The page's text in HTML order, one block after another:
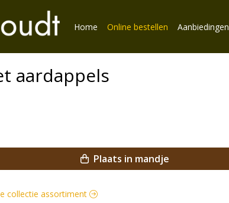
Home Online bestellen Aanbiedingen
aardappels
Plaats in mandje
collectie assortiment